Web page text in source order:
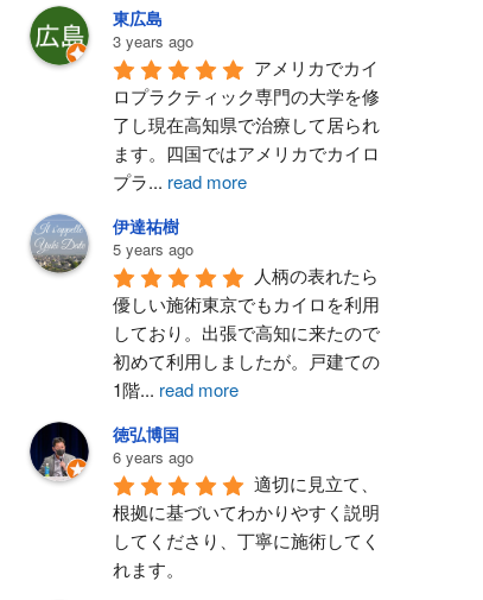
東広島
3 years ago
アメリカでカイ
ロプラクティック専門の大学を修
了し現在高知県で治療して居られ
ます。四国ではアメリカでカイロ
プラ... read more
伊達祐樹
5 years ago
人柄の表れたら
優しい施術東京でもカイロを利用
しており。出張で高知に来たので
初めて利用しましたが。戸建ての
1階... read more
徳弘博国
6 years ago
適切に見立て、
根拠に基づいてわかりやすく説明
してくださり、丁寧に施術してく
れます。